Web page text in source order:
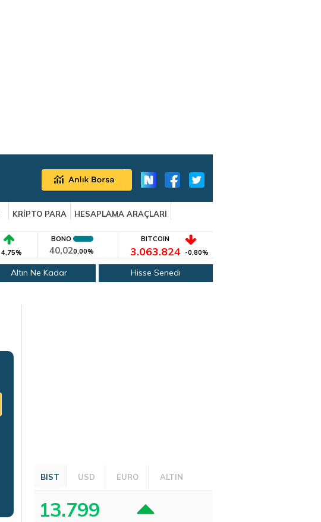
KRİPTO PARA
HESAPLAMA ARAÇLARI
4,75%
BONO
40,020,00%
BITCOIN
3.063.824 -0,80%
Altın Ne Kadar Hisse Senedi
BIST USD EURO ALTIN
13.799